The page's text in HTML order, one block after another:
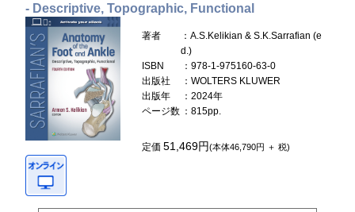
- Descriptive, Topographic, Functional
著者
：A.S.Kelikian & S.K.Sarrafian (e
d.)
ISBN
：978-1-975160-63-0
出版社
：WOLTERS KLUWER
出版年
：2024年
ページ数 ：815pp.
定価51,469円(本体46,790円 ＋ 税)